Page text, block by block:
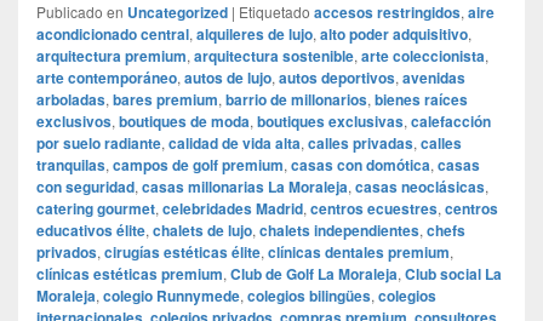
Publicado en Uncategorized | Etiquetado accesos restringidos, aire
acondicionado central, alquileres de lujo, alto poder adquisitivo,
arquitectura premium, arquitectura sostenible, arte coleccionista,
arte contemporáneo, autos de lujo, autos deportivos, avenidas
arboladas, bares premium, barrio de millonarios, bienes raíces
exclusivos, boutiques de moda, boutiques exclusivas, calefacción
por suelo radiante, calidad de vida alta, calles privadas, calles
tranquilas, campos de golf premium, casas con domótica, casas
con seguridad, casas millonarias La Moraleja, casas neoclásicas,
catering gourmet, celebridades Madrid, centros ecuestres, centros
educativos élite, chalets de lujo, chalets independientes, chefs
privados, cirugías estéticas élite, clínicas dentales premium,
clínicas estéticas premium, Club de Golf La Moraleja, Club social La
Moraleja, colegio Runnymede, colegios bilingües, colegios